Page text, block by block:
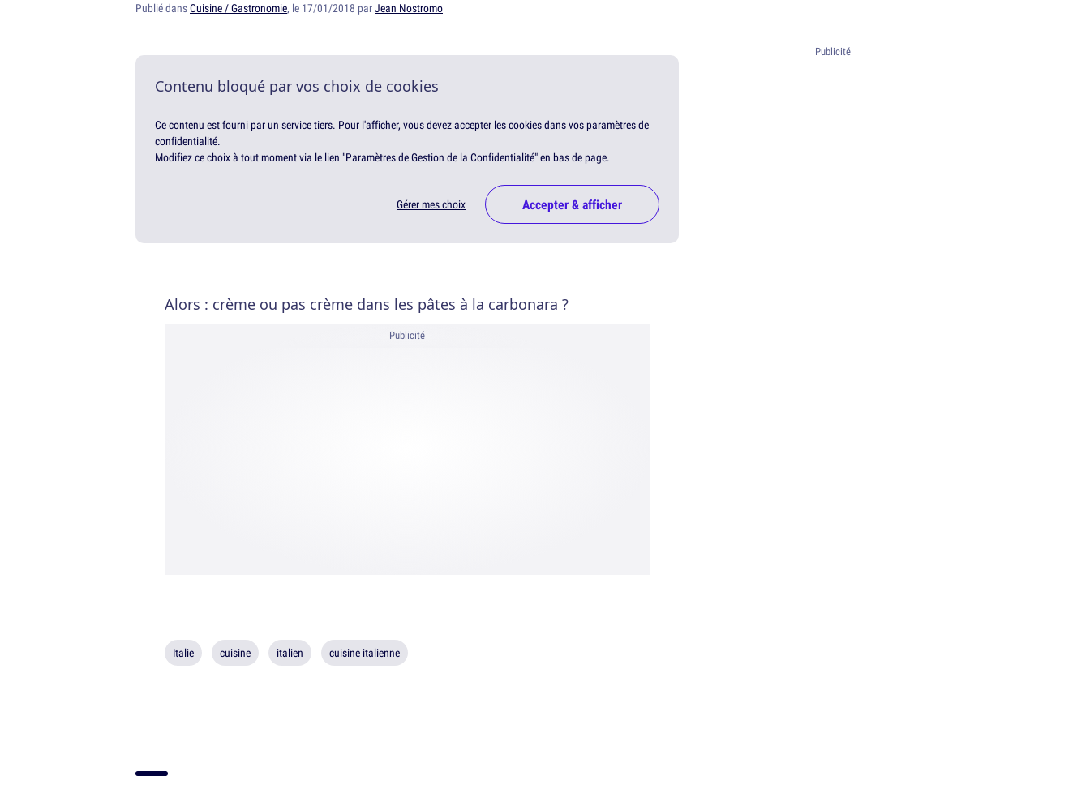
Publié dansCuisine / Gastronomie, le 17/01/2018 parJean Nostromo
Contenu bloqué par vos choix de cookies
Ce contenu est fourni par un service tiers. Pour l'afficher, vous devez accepter les cookies dans vos paramètres de
confidentialité.
Modifiez ce choix à tout moment via le lien "Paramètres de Gestion de la Confidentialité" en bas de page.
Gérer mes choix Accepter & afficher
Alors : crème ou pas crème dans les pâtes à la carbonara ?
Publicité
Italie cuisine italien cuisine italienne